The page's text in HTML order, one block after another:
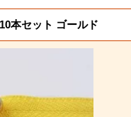
本セット ゴールド